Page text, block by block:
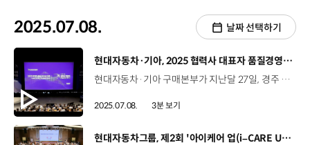
2025.07.08. 날짜 선택하기
[동영상]
현대자동차·기아, 2025 협력사 대표자 품질경영 세미나
현대자동차·기아 구매본부가 지난달 27일, 경주 글로벌상생협력센터에서 품질경영 세미나를 개최했습니다. 현대자동차·기아는 지난 2011년부터 부품품질을 강화하고 품질 업무의 방향성을 공유하기 위해 품질경영 세미나를 진행하고 있는데요, 이번 세미나에는 1차 협력사 대표자와 구매 본부 임직원 등 380여 명이 참석했습니다. 이날 행사에서, 연구개발본부는 협력사 RD역량진단 현황과 향후 협력사 신차개발체계 향상을 위한 지원 방안을 공유하고, 제네시스품질사업부는 품질 강건화 활동과 부품품질 문제 사례를 통한 시사점을 발표했습니다. 또한, 현대고객안전사업부(KASOQA)는 안전품질 조기 센싱부터 개선, 재발 방지까지 일련의 대응활동을 설명했고, 구매본부에서는 협력사 최고 수준의 부품품질을 위한 6대 핵심지표 추진 전략을 공유하며 협력사의 적극적인 참여를 독려했습니다. 특히, 이번 세미나에서는 부품품질 향상과 A/S공급 개선을 주제로 한 패널 토론에 관심이 집중됐는데요. 구매본부 사업부장들과 현대모비스, 협력사 대표자 등이 패널로 참석해 품질의 중요성에 공감하고 소통하는 시간을 가졌습니다. 박찬영 부사장 / 현대자동차·기아 구매본부장현대자동차·기아는 글로벌 톱티어로 도약하겠다는 중장기 전략을 수립중에 있습니다. 하지만, 품질로 1등을 하지 못하면 절대 1등을 할 수 없습니다. 구매본부는 부품품질 개선을 위해서라면 비용, 제도, 인력지원 등 모든 것을 지원하고 협력하겠습니다. 앞으로도 현대자동차그룹은 협력사를 대상으로 부품품질 향상을 위한 각종 세미나를 마련하는 등 다양한 활동을 지속해 나갈 예정입니다.
2025.07.08. 3분 보기
[동영상]
현대자동차그룹, 제2회 '아이케어 업(i–CARE UP) 행사'